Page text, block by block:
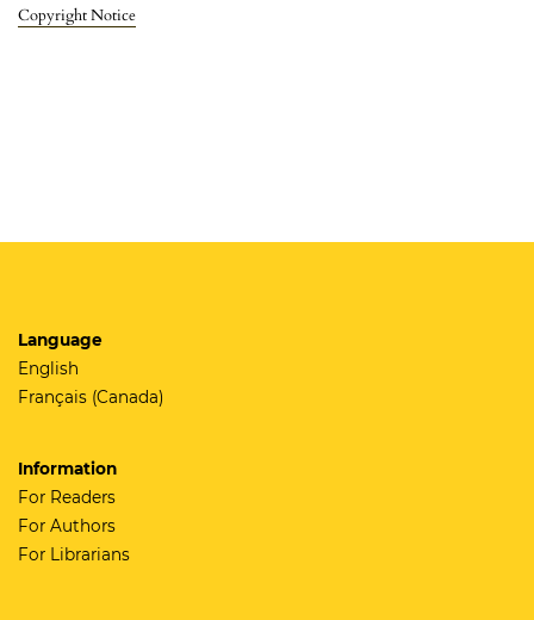
Copyright Notice
Language
English
Français (Canada)
Information
For Readers
For Authors
For Librarians